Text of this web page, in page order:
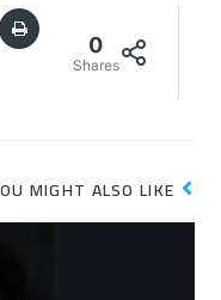
0
Shares
MIGHT ALSO LIKE